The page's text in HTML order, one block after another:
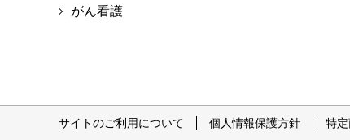
がん看護
サイトのご利用について 個人情報保護方針 特